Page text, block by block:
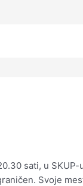
sati, u
Svoje